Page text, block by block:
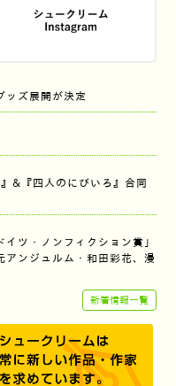
ッズ展開が決定
&『四人のにびいろ』合同
ツ・ノンフィクション賞」
ンジュルム・和田彩花、漫
新着情報一覧